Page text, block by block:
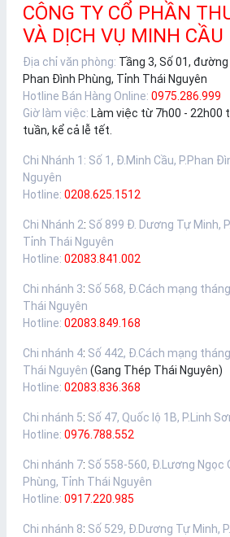
CÔNG TY CỔ PHẦN
VÀ DỊCH VỤ MINH CẦU
Địa chỉ văn phòng: Tầng 3, Số 01,
Phan Đình Phùng, Tỉnh Thái Nguyên
Hotline Bán Hàng Online: 0975.286.999
Giờ làm việc: Làm việc từ 7h00 - 22h00
tuần, kể cả lễ tết.
Chi Nhánh 1 : Số 1, Đ.Minh Cầu, P.Phan
Nguyên
Hotline: 0208.625.1512
Chi Nhánh 2: Số 899 Đ. Dương Tự Minh,
Tỉnh Thái Nguyên
Hotline: 02083.841.002
Chi nhánh 3: Số 568, Đ.Cách mạng
Thái Nguyên
Hotline: 02083.849.168
Chi nhánh 4: Số 442, Đ.Cách mạng
Thái Nguyên (Gang Thép Thái Nguyên)
Hotline: 02083.836.368
Chi nhánh 5: Số 47, Quốc lộ 1B, P.Linh
Hotline: 0976.788.552
Chi nhánh 7: Số 558-560, Đ.Lương Ngọc
Phùng, Tỉnh Thái Nguyên
Hotline: 0917.220.985
Chi nhánh 8: Số 529, Đ.Dương Tự Minh,